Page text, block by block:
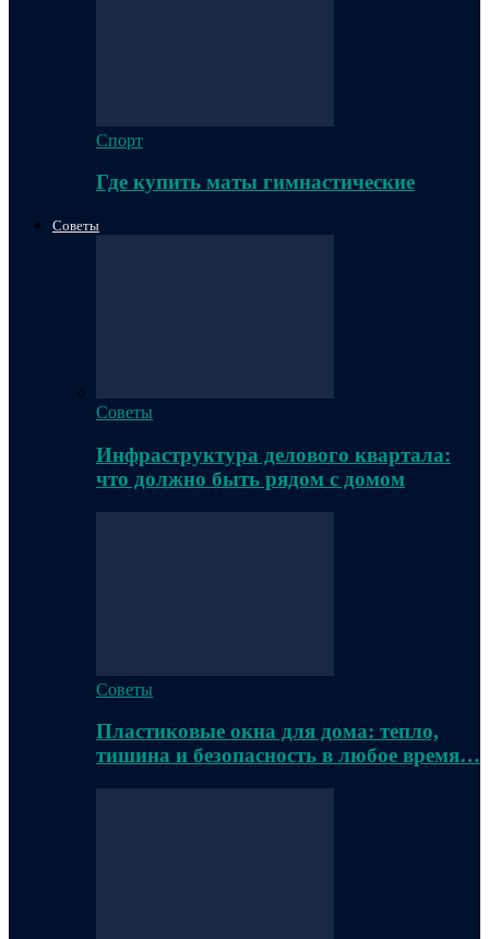
Спорт
Где купить маты гимнастические
Советы
Советы
Инфраструктура делового квартала:
что должно быть рядом с домом
Советы
Пластиковые окна для дома: тепло,
тишина и безопасность в любое время…